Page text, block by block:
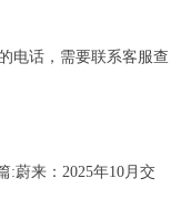
话，需要联系客服查
:蔚来：2025年10月交